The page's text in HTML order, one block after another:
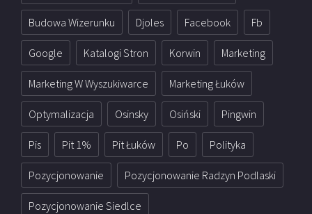
Budowa Wizerunku Djoles Facebook Fb
Google Katalogi Stron Korwin Marketing
Marketing W Wyszukiwarce Marketing Łuków
Optymalizacja Osinsky Osiński Pingwin
Pis Pit 1% Pit Łuków Po Polityka
Pozycjonowanie Pozycjonowanie Radzyn Podlaski
Pozycjonowanie Siedlce